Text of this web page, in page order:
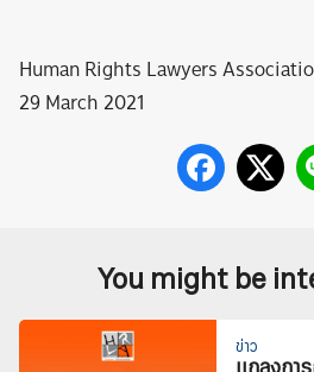
Human Rights Lawyers
29 March 2021
You might be
ข่าว